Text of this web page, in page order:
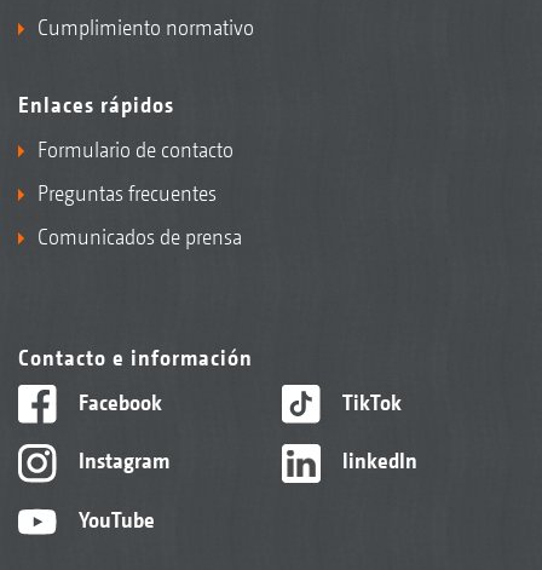
Cumplimiento normativo
Enlaces rápidos
Formulario de contacto
Preguntas frecuentes
Comunicados de prensa
Contacto e información
Facebook
Instagram
YouTube
TikTok
linkedIn